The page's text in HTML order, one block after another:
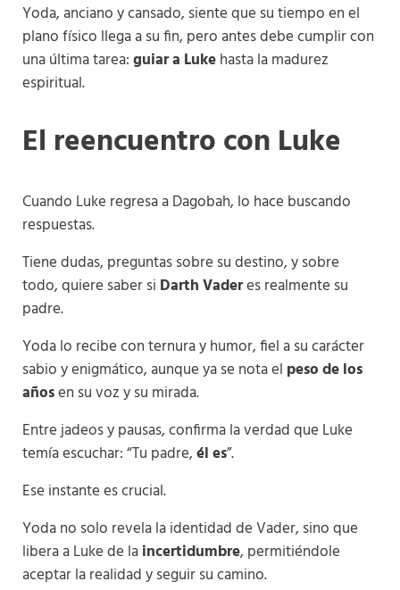
Yoda, anciano y cansado, siente que su tiempo en el
plano físico llega a su fin, pero antes debe cumplir con
una última tarea:guiar a Lukehasta la madurez
espiritual.
El reencuentro con Luke
Cuando Luke regresa a Dagobah, lo hace buscando
respuestas.
Tiene dudas, preguntas sobre su destino, y sobre
todo, quiere saber si Darth Vaderes realmente su
padre.
Yoda lo recibe con ternura y humor, fiel a su carácter
sabio y enigmático, aunque ya se nota el peso de los
añosen su voz y su mirada.
Entre jadeos y pausas, confirma la verdad que Luke
temía escuchar: “Tu padre,él es”.
Ese instante es crucial.
Yoda no solo revela la identidad de Vader, sino que
libera a Luke de laincertidumbre, permitiéndole
aceptar la realidad y seguir su camino.